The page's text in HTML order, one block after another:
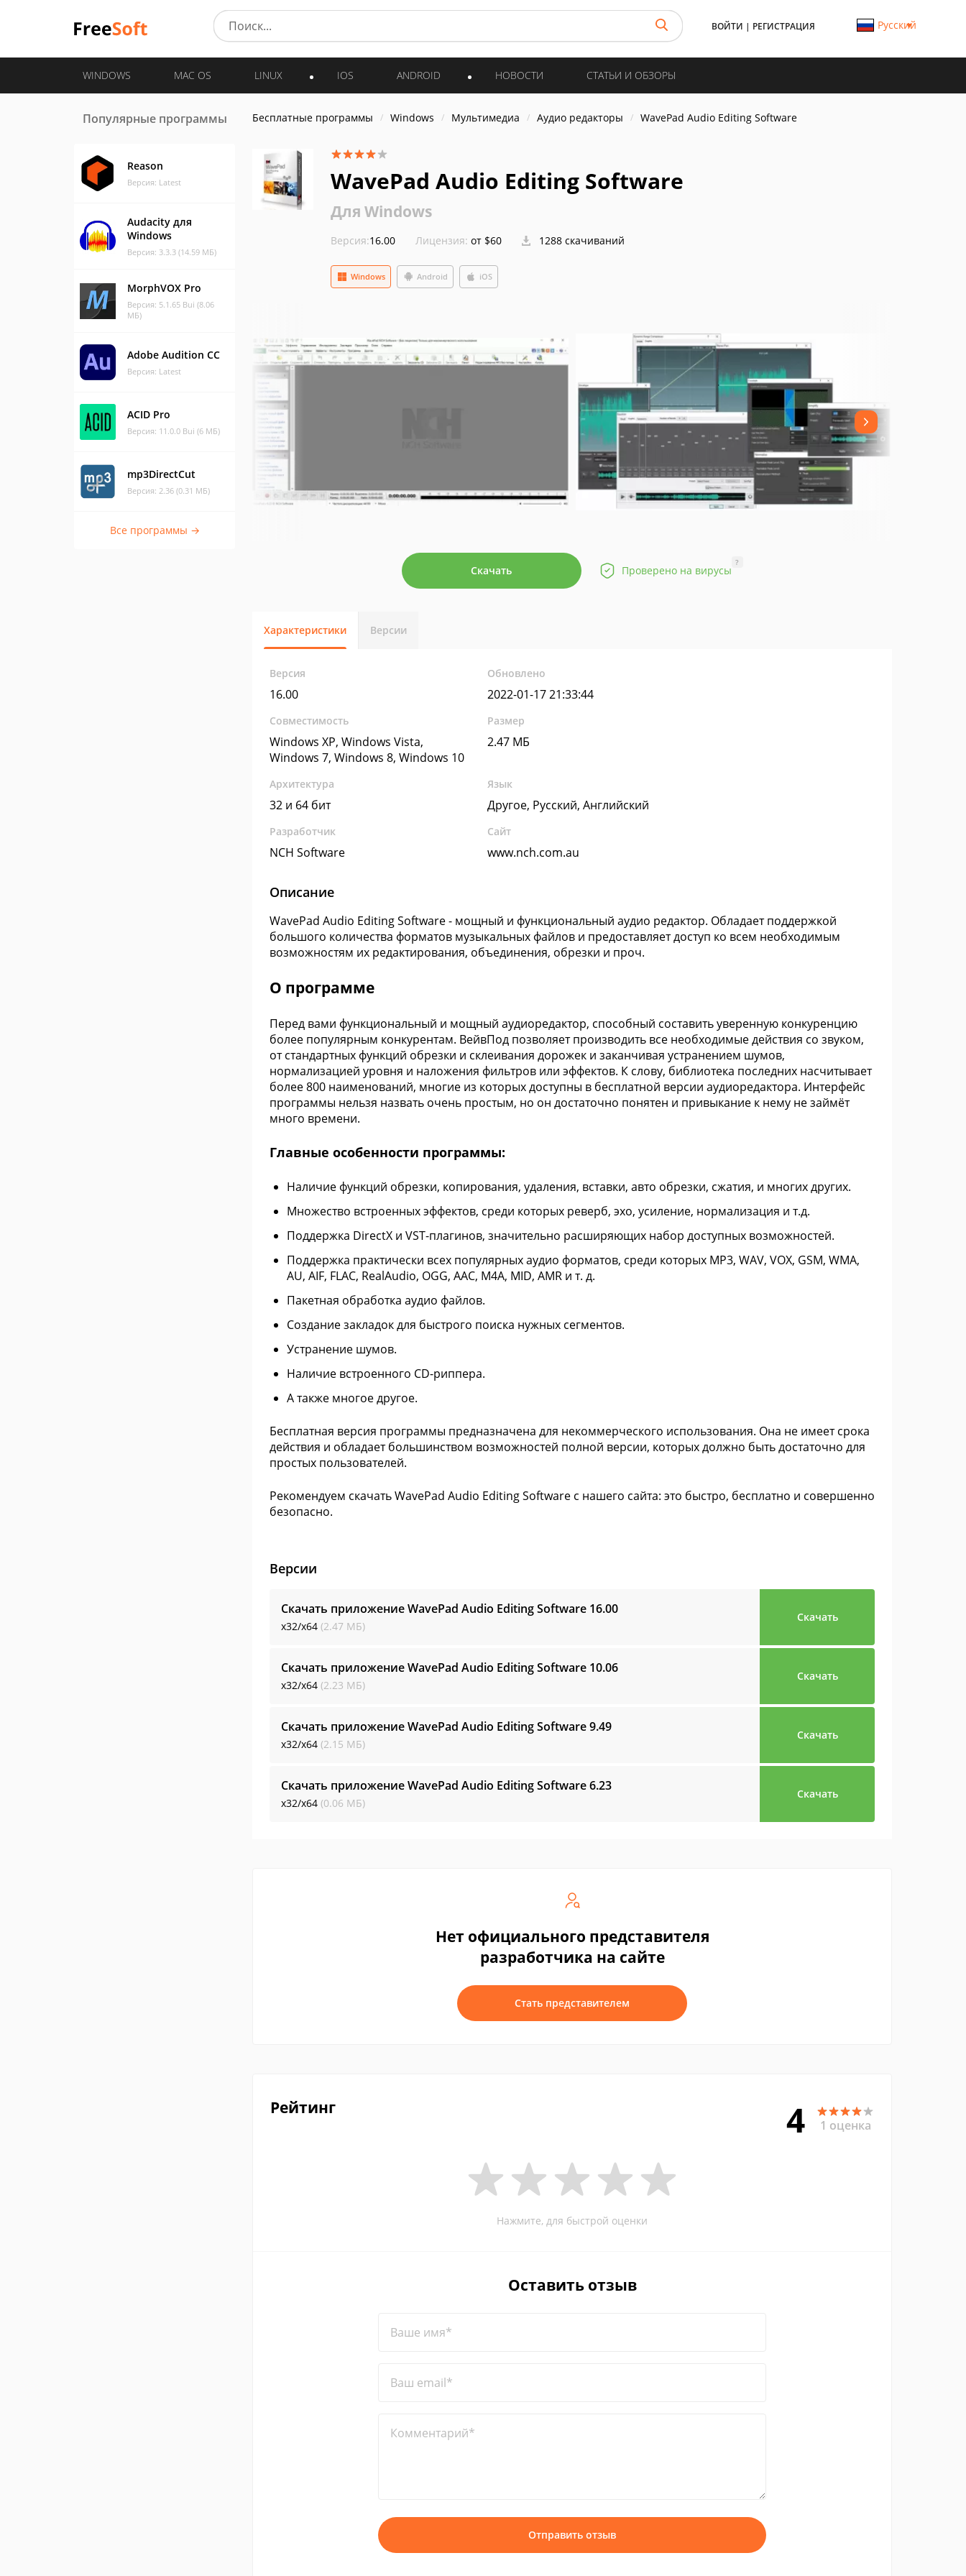
ВОЙТИ | РЕГИСТРАЦИЯ Русский
WINDOWS MAC OS LINUX IOS ANDROID НОВОСТИ СТАТЬИ И ОБЗОРЫ
Популярные программы
Reason
Версия: Latest
Audacity для
Windows
Версия: 3.3.3 (14.59 МБ)
MorphVOX Pro
Версия: 5.1.65 Bui (8.06
МБ)
Adobe Audition CC
Версия: Latest
ACID Pro
Версия: 11.0.0 Bui (6 МБ)
mp3DirectCut
Версия: 2.36 (0.31 МБ)
Все программы →
Бесплатные программы Windows Мультимедиа Аудио редакторы WavePad Audio Editing Software
WavePad Audio Editing Software
Для Windows
Версия:16.00 Лицензия: от $60 1288 скачиваний
Android iOS
Windows
Скачать Проверено на вирусы
?
Характеристики Версии
Версия
16.00
Обновлено
2022-01-17 21:33:44
Совместимость
Windows XP, Windows Vista,
Windows 7, Windows 8, Windows 10
Размер
2.47 МБ
Архитектура
32 и 64 бит
Язык
Другое, Русский, Английский
Разработчик
NCH Software
Сайт
www.nch.com.au
Описание
WavePad Audio Editing Software - мощный и функциональный аудио редактор. Обладает поддержкой
большого количества форматов музыкальных файлов и предоставляет доступ ко всем необходимым
возможностям их редактирования, объединения, обрезки и проч.
О программе
Перед вами функциональный и мощный аудиоредактор, способный составить уверенную конкуренцию
более популярным конкурентам. ВейвПод позволяет производить все необходимые действия со звуком,
от стандартных функций обрезки и склеивания дорожек и заканчивая устранением шумов,
нормализацией уровня и наложения фильтров или эффектов. К слову, библиотека последних насчитывает
более 800 наименований, многие из которых доступны в бесплатной версии аудиоредактора. Интерфейс
программы нельзя назвать очень простым, но он достаточно понятен и привыкание к нему не займёт
много времени.
Главные особенности программы:
Наличие функций обрезки, копирования, удаления, вставки, авто обрезки, сжатия, и многих других.
Множество встроенных эффектов, среди которых реверб, эхо, усиление, нормализация и т.д.
Поддержка DirectX и VST-плагинов, значительно расширяющих набор доступных возможностей.
Поддержка практически всех популярных аудио форматов, среди которых MP3, WAV, VOX, GSM, WMA,
AU, AIF, FLAC, RealAudio, OGG, AAC, M4A, MID, AMR и т. д.
Пакетная обработка аудио файлов.
Создание закладок для быстрого поиска нужных сегментов.
Устранение шумов.
Наличие встроенного CD-риппера.
А также многое другое.
Бесплатная версия программы предназначена для некоммерческого использования. Она не имеет срока
действия и обладает большинством возможностей полной версии, которых должно быть достаточно для
простых пользователей.
Рекомендуем скачать WavePad Audio Editing Software с нашего сайта: это быстро, бесплатно и совершенно
безопасно.
Версии
Скачать приложение WavePad Audio Editing Software 16.00
x32/x64 (2.47 МБ)
Скачать
Скачать приложение WavePad Audio Editing Software 10.06
x32/x64 (2.23 МБ)
Скачать
Скачать приложение WavePad Audio Editing Software9.49
x32/x64 (2.15 МБ)
Скачать
Скачать приложение WavePad Audio Editing Software6.23
x32/x64 (0.06 МБ)
Скачать
Нет официального представителя
разработчика на сайте
Стать представителем
Рейтинг 4 1 оценка
Нажмите, для быстрой оценки
Оставить отзыв
Ваше имя*
Ваш email*
Комментарий*
Отправить отзыв